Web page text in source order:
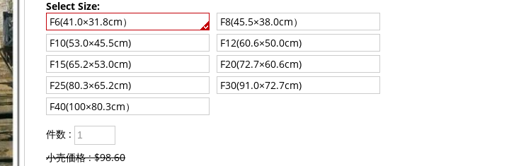
Select Size:
F6(41.0×31.8cm）
F8(45.5×38.0cm）
F10(53.0×45.5cm)
F12(60.6×50.0cm)
F15(65.2×53.0cm)
F20(72.7×60.6cm)
F25(80.3×65.2cm)
F30(91.0×72.7cm)
F40(100×80.3cm）
件数 :
小売価格 : $98.60